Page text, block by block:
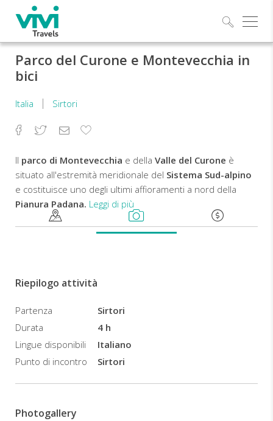
Parco del Curone e Montevecchia in
bici
Italia Sirtori
Facebook
TwitterEmailAggiungi
Il parco di Montevecchia e della Valle del Curone è
situato all'estremità meridionale del Sistema Sud-alpino
e costituisce uno degli ultimi affioramenti a nord della
Pianura Padana. Leggi di più
proponiamo
svolge
interamente
percorso
off
grado
Riepilogo attività
Partenza
Sirtori
Durata
4 h
Lingue disponibili
Italiano
Punto di incontro
Sirtori
Photogallery